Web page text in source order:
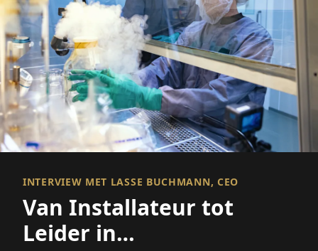
INTERVIEW MET LASSE BUCHMANN, CEO
Van Installateur tot
Leider in